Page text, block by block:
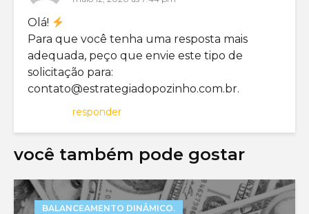
Olá!
Para que você tenha uma resposta mais
adequada, peço que envie este tipo de
solicitação para:
contato@estrategiadopozinho.com.br.
responder
você também pode gostar
BALANCEAMENTO DINÂMICO.